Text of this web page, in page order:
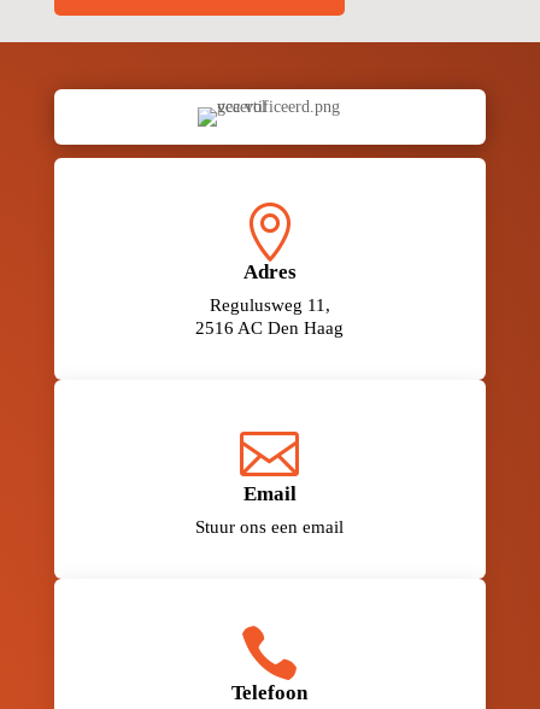

Adres
Regulusweg 11,
2516 AC Den Haag

Email
Stuur ons een email

Telefoon